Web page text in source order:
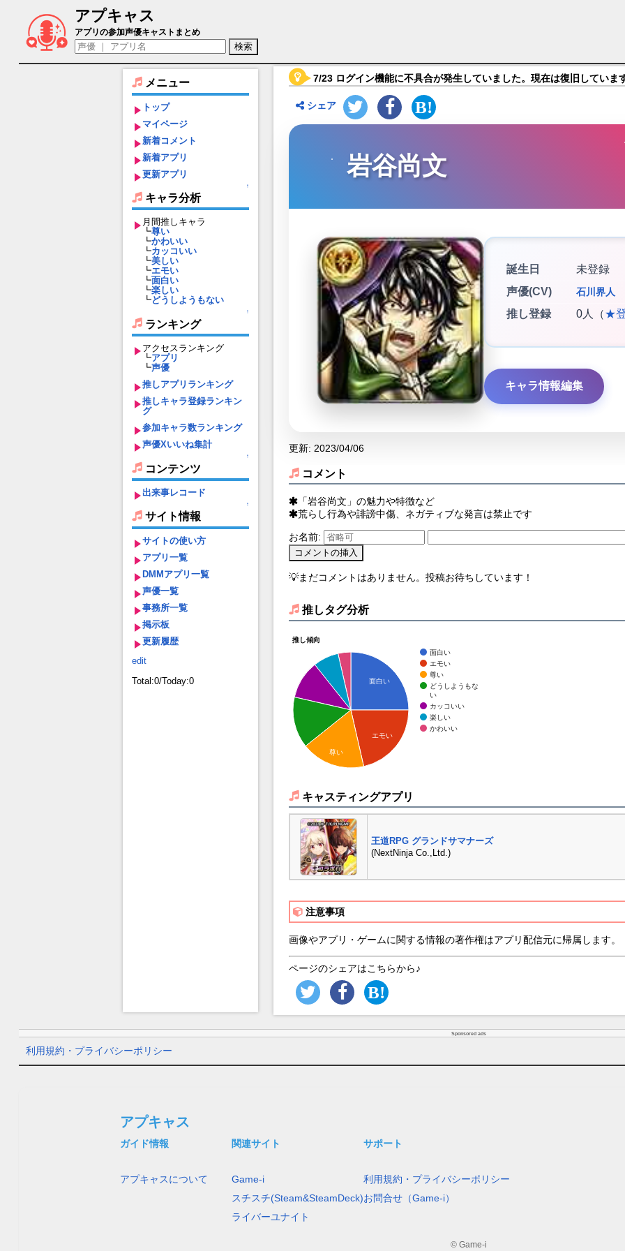
アプキャス
岩谷尚文（声優：石川界人)【グランドサマナーズ】キャラ紹介
アプリの参加声優キャストまとめ
メニュー
トップ
マイページ
新着コメント
新着アプリ
更新アプリ
↑
キャラ分析
月間推しキャラ
┗尊い
┗かわいい
┗カッコいい
┗美しい
┗エモい
┗面白い
┗楽しい
┗どうしようもない
↑
ランキング
アクセスランキング
┗アプリ
┗声優
推しアプリランキング
推しキャラ登録ランキン
グ
参加キャラ数ランキング
声優Xいいね集計
↑
コンテンツ
出来事レコード
↑
サイト情報
サイトの使い方
アプリ一覧
DMMアプリ一覧
声優一覧
事務所一覧
掲示板
更新履歴
edit
Total:0/Today:0
7/23 ログイン機能に不具合が発生していました。現在は復旧していま
シェア
岩谷尚文
誕生日
未登録
声優(CV)
石川界人
推し登録 0人（★
キャラ情報編集
更新: 2023/04/06
コメント
「岩谷尚文」の魅力や特徴など
荒らし行為や誹謗中傷、ネガティブな発言は禁止です
お名前:
💡まだコメントはありません。投稿お待ちしています！
推しタグ分析
推し傾向
面白い
エモい
尊い
どうしようもな
い
カッコいい
楽しい
かわいい
面白い
エモい
尊い
キャスティングアプリ
王道RPG グランドサマナーズ
(NextNinja Co.,Ltd.)
注意事項
画像やアプリ・ゲームに関する情報の著作権はアプリ配信元に帰属します。
ページのシェアはこちらから♪
Sponsored ads
利用規約・プライバシーポリシー
アプキャス
ガイド情報
アプキャスについて
関連サイト
Game-i
スチスチ(Steam&SteamDeck)
ライバーユナイト
サポート
利用規約・プライバシーポリシー
お問合せ（Game-i）
© Game-i